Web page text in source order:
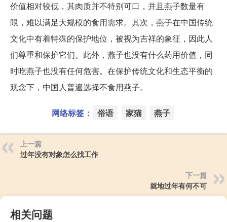
价值相对较低，其肉质并不特别可口，并且燕子数量有
限，难以满足大规模的食用需求。其次，燕子在中国传统
文化中有着特殊的保护地位，被视为吉祥的象征，因此人
们尊重和保护它们。此外，燕子也没有什么药用价值，同
时吃燕子也没有任何危害。在保护传统文化和生态平衡的
观念下，中国人普遍选择不食用燕子。
网络标签： 俗语 家猫 燕子
上一篇
过年没有对象怎么找工作
下一篇
就地过年有何不可
相关问题